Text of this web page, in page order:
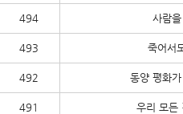
494 사람
493 죽어서
492 동양 평화
491 우리 모든